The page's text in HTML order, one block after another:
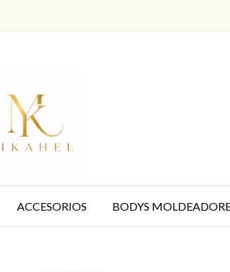
ACCESORIOS BODYS